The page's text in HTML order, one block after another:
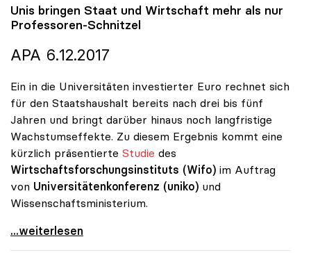
Unis bringen Staat und Wirtschaft mehr als nur
Professoren-Schnitzel
APA 6.12.2017
Ein in die Universitäten investierter Euro rechnet sich
für den Staatshaushalt bereits nach drei bis fünf
Jahren und bringt darüber hinaus noch langfristige
Wachstumseffekte. Zu diesem Ergebnis kommt eine
kürzlich präsentierte Studie des
Wirtschaftsforschungsinstituts (Wifo) im Auftrag
von Universitätenkonferenz (uniko) und
Wissenschaftsministerium.
Unis bringen Staat und Wirtschaft mehr als nur
...weiterlesen